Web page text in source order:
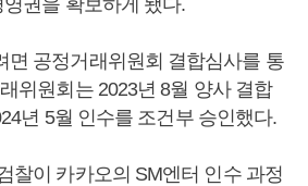
면 공정거래위원회 결합심사를 통
위원회는 2023년 8월 양사 결합
년 5월 인수를 조건부 승인했다.
찰이 카카오의 SM엔터 인수 과정